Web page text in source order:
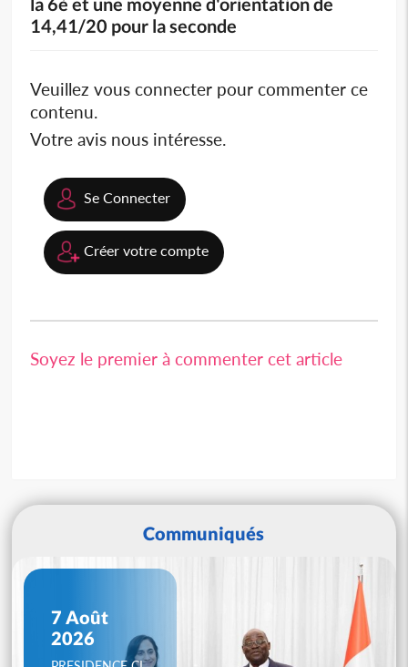
14,41/20 pour la seconde
Veuillez vous connecter pour commenter ce
contenu.
Votre avis nous intéresse.
Se Connecter
Créer votre compte
Soyez le premier à commenter cet article
Communiqués
7 Août
2026